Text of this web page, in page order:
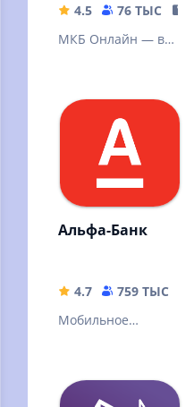
4.5 76 ТЫС
МКБ Онлайн — все
Альфа-Банк
4.7 759 ТЫС
Мобильное